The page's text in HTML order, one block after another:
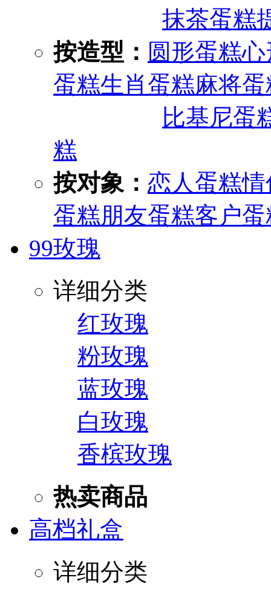
抹茶蛋糕
按造型： 圆形蛋糕心
蛋糕生肖蛋糕麻将
比基尼蛋
糕
按对象： 恋人蛋糕情
蛋糕朋友蛋糕客户蛋
99玫瑰
详细分类
红玫瑰
粉玫瑰
蓝玫瑰
白玫瑰
香槟玫瑰
热卖商品
高档礼盒
详细分类